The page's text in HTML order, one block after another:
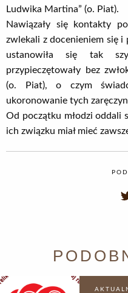
Ludwika Martina” (o. Piat).
Nawiązały się kontakty
zwlekali z docenieniem się i
ustanowiła się tak
przypieczętowały bez
(o. Piat), o czym
ukoronowanie tych
Od początku młodzi oddali
ich związku miał mieć